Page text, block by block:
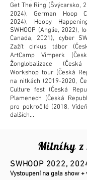
Get The Ring (Švýcarsko,
2024), German Hoop
2024), Hoopy
SWHOOP (Anglie, 2022),
Canada, 2021), cyber
Zažít cirkus tábor
ArtCamp Vimperk
Žonglobalizace
Workshop tour (Česká
na nitkách (2019-2020,
Culture fest (Česká
Plamenech (Česká
pro pokročilé (2018,
dalších...
Milníky z
SWHOOP 2022,
Vystoupení na gala show